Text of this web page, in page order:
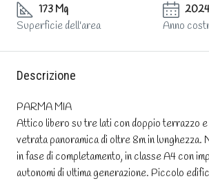
173 Mq
Superficie dell'area
2024
Anno
Descrizione
PARMA MIA
Attico libero su tre lati con doppio terrazzo
vetrata panoramica di oltre 8m in lunghezza.
in fase di completamento, in classe A4 con
autonomi di ultima generazione. Piccolo